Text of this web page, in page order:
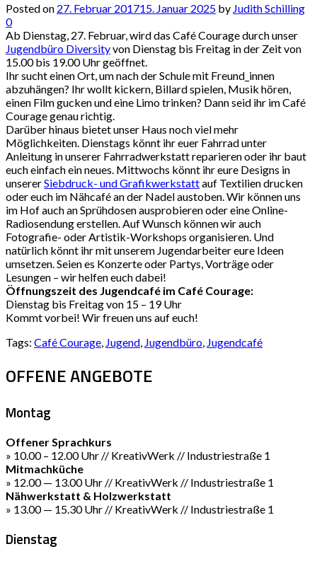
Posted on 27. Februar 201715. Januar 2025 by Judith Schilling
0
Ab Dienstag, 27. Februar, wird das Café Courage durch unser
Jugendbüro Diversityvon Dienstag bis Freitag in der Zeit von
15.00 bis 19.00 Uhr geöffnet.
Ihr sucht einen Ort, um nach der Schule mit Freund_innen
abzuhängen? Ihr wollt kickern, Billard spielen, Musik hören,
einen Film gucken und eine Limo trinken? Dann seid ihr im Café
Courage genau richtig.
Darüber hinaus bietet unser Haus noch viel mehr
Möglichkeiten. Dienstags könnt ihr euer Fahrrad unter
Anleitung in unserer Fahrradwerkstatt reparieren oder ihr baut
euch einfach ein neues. Mittwochs könnt ihr eure Designs in
unsererSiebdruck- und Grafikwerkstattauf Textilien drucken
oder euch im Nähcafé an der Nadel austoben. Wir können uns
im Hof auch an Sprühdosen ausprobieren oder eine Online-
Radiosendung erstellen. Auf Wunsch können wir auch
Fotografie- oder Artistik-Workshops organisieren. Und
natürlich könnt ihr mit unserem Jugendarbeiter eure Ideen
umsetzen. Seien es Konzerte oder Partys, Vorträge oder
Lesungen – wir helfen euch dabei!
Öffnungszeit des Jugendcafé im Café Courage:
Dienstag bis Freitag von 15 – 19 Uhr
Kommt vorbei! Wir freuen uns auf euch!
Tags: Café Courage, Jugend, Jugendbüro, Jugendcafé
OFFENE ANGEBOTE
Montag
Offener Sprachkurs
» 10.00 – 12.00 Uhr // KreativWerk // Industriestraße 1
Mitmachküche
» 12.00 — 13.00 Uhr // KreativWerk // Industriestraße 1
Nähwerkstatt & Holzwerkstatt
» 13.00 — 15.30 Uhr // KreativWerk // Industriestraße 1
Dienstag